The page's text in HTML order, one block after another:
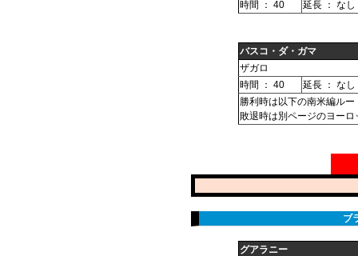
時間 ： 40
延長 ： なし
バスコ・ダ・ガマ
ザガロ
時間 ： 40
延長 ： なし
勝利時は以下の南米編ルー
敗退時は別ページのヨーロ
ブ
グアラニー